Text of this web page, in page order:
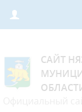
САЙТ